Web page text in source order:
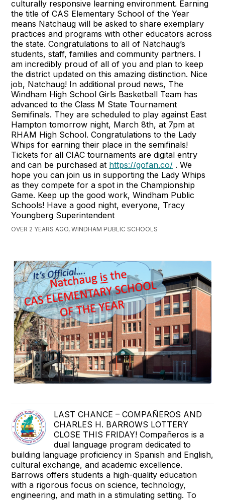
culturally responsive learning environment. Earning
the title of CAS Elementary School of the Year
means Natchaug will be asked to share exemplary
practices and programs with other educators across
the state. Congratulations to all of Natchaug’s
students, staff, families and community partners. I
am incredibly proud of all of you and plan to keep
the district updated on this amazing distinction. Nice
job, Natchaug! In additional proud news, The
Windham High School Girls Basketball Team has
advanced to the Class M State Tournament
Semifinals. They are scheduled to play against East
Hampton tomorrow night, March 8th, at 7pm at
RHAM High School. Congratulations to the Lady
Whips for earning their place in the semifinals!
Tickets for all CIAC tournaments are digital entry
and can be purchased at https://gofan.co/ . We
hope you can join us in supporting the Lady Whips
as they compete for a spot in the Championship
Game. Keep up the good work, Windham Public
Schools! Have a good night, everyone, Tracy
Youngberg Superintendent
OVER 2 YEARS AGO, WINDHAM PUBLIC SCHOOLS
LAST CHANCE – COMPAÑEROS AND
CHARLES H. BARROWS LOTTERY
CLOSE THIS FRIDAY! Compañeros is a
dual language program dedicated to
building language proficiency in Spanish and English,
cultural exchange, and academic excellence.
Barrows offers students a high-quality education
with a rigorous focus on science, technology,
engineering, and math in a stimulating setting. To